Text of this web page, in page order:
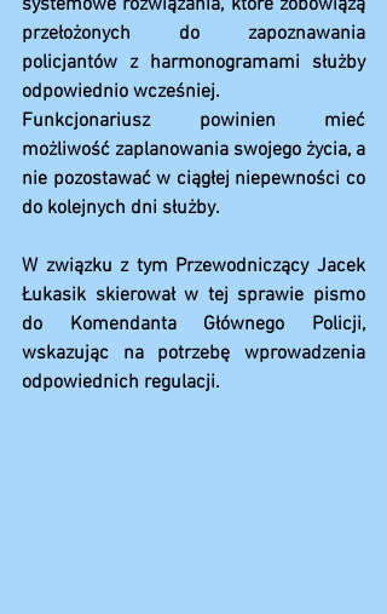
systemowe rozwiązania, które zobowiążą
przełożonych do zapoznawania
policjantów z harmonogramami służby
odpowiednio wcześniej.
Funkcjonariusz powinien mieć
możliwość zaplanowania swojego życia, a
nie pozostawać w ciągłej niepewności co
do kolejnych dni służby.
W związku z tym Przewodniczący Jacek
Łukasik skierował w tej sprawie pismo
do Komendanta Głównego Policji,
wskazując na potrzebę wprowadzenia
odpowiednich regulacji.